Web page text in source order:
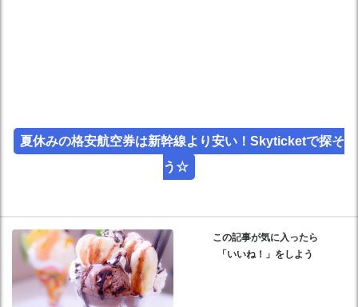
夏休みの格安航空券は新幹線より安い！Skyticketで探そ
う☆
この記事が気に入ったら
「いいね！」をしよう